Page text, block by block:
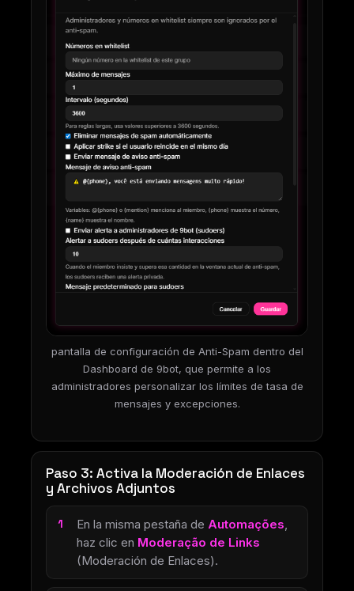
pantalla de configuración de Anti-Spam dentro del
Dashboard de 9bot, que permite a los
administradores personalizar los límites de tasa de
mensajes y excepciones.
Paso 3: Activa la Moderación de Enlaces
y Archivos Adjuntos
En la misma pestaña de Automações,
haz clic en Moderação de Links
(Moderación de Enlaces).